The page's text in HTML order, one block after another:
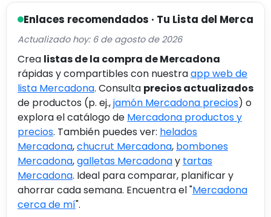
Enlaces recomendados · Tu Lista del Merca
Actualizado hoy: 6 de agosto de 2026
Crea listas de la compra de Mercadona
rápidas y compartibles con nuestraapp web de
lista Mercadona. Consulta precios actualizados
de productos (p. ej.,jamón Mercadona precios) o
explora el catálogo de Mercadona productos y
precios. También puedes ver: helados
Mercadona,chucrut Mercadona, bombones
Mercadona,galletas Mercadonay tartas
Mercadona. Ideal para comparar, planificar y
ahorrar cada semana. Encuentra el "Mercadona
cerca de mí".